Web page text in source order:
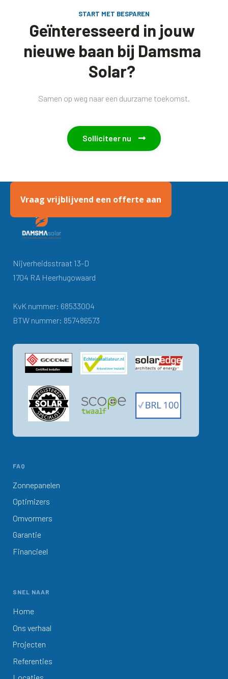
START MET BESPAREN
Geïnteresseerd in jouw
nieuwe baan bij Damsma
Solar?
Samen op weg naar een duurzame toekomst.
Solliciteer nu 
Vraag vrijblijvend een offerte aan
Nijverheidsstraat 13-D
1704 RA Heerhugowaard
KvK nummer: 68533004
BTW nummer: 857486573
FAQ
Zonnepanelen
Optimizers
Omvormers
Garantie
Financieel
SNEL NAAR
Home
Ons verhaal
Projecten
Referenties